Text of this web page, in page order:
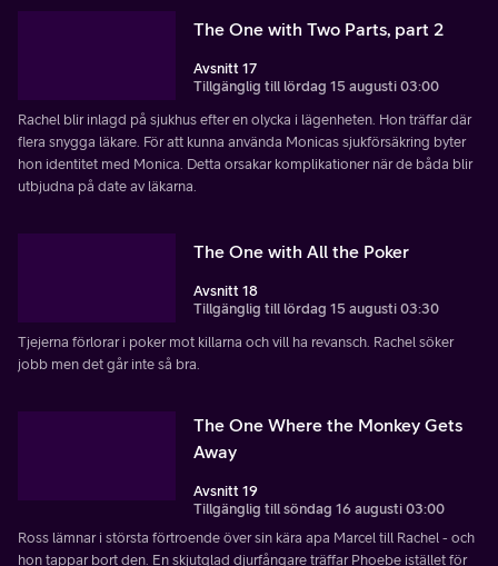
The One with Two Parts, part 2
Avsnitt 17
Tillgänglig till lördag 15 augusti 03:00
Rachel blir inlagd på sjukhus efter en olycka i lägenheten. Hon träffar där
flera snygga läkare. För att kunna använda Monicas sjukförsäkring byter
hon identitet med Monica. Detta orsakar komplikationer när de båda blir
utbjudna på date av läkarna.
The One with All the Poker
Avsnitt 18
Tillgänglig till lördag 15 augusti 03:30
Tjejerna förlorar i poker mot killarna och vill ha revansch. Rachel söker
jobb men det går inte så bra.
The One Where the Monkey Gets
Away
Avsnitt 19
Tillgänglig till söndag 16 augusti 03:00
Ross lämnar i största förtroende över sin kära apa Marcel till Rachel - och
hon tappar bort den. En skjutglad djurfångare träffar Phoebe istället för